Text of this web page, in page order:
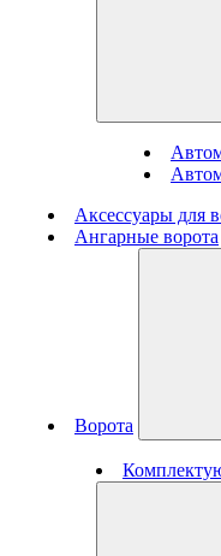
Аксессуары для
Ангарные ворота
Ворота